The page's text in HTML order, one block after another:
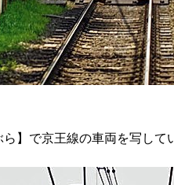
】で京王線の車両を写して